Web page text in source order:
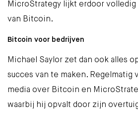
MicroStrategy lijkt erdoor
van Bitcoin.
Bitcoin voor bedrijven
Michael Saylor zet dan ook alles
succes van te maken. Regelmatig
media over Bitcoin en
waarbij hij opvalt door zijn